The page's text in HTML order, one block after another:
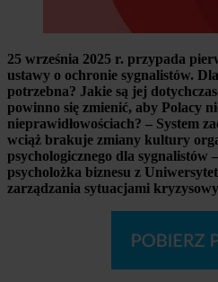
25 września 2025 r. przypada
ustawy o ochronie sygnalistów.
potrzebna? Jakie są jej
powinno się zmienić, aby Polacy
nieprawidłowościach? – System
wciąż brakuje zmiany kultury
psychologicznego dla sygnalistów
psycholożka biznesu z
zarządzania sytuacjami